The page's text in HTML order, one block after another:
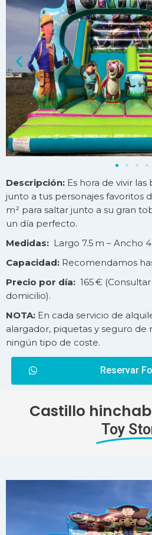
Descripción: Es hora de vivir
junto a tus personajes favoritos
m² para saltar junto a su gran
un día perfecto.
Medidas: Largo 7.5 m – Ancho
Capacidad: Recomendamos
Precio por día: 165 €
domicilio).
NOTA: En cada servicio de
alargador, piquetas y seguro de
ningún tipo de coste.
Reservar
Castillo
Toy